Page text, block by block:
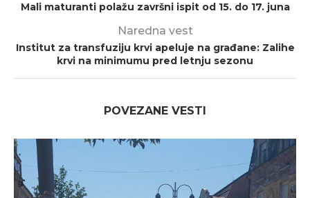
Mali maturanti polažu završni ispit od 15. do 17. juna
Naredna vest
Institut za transfuziju krvi apeluje na građane: Zalihe
krvi na minimumu pred letnju sezonu
POVEZANE VESTI